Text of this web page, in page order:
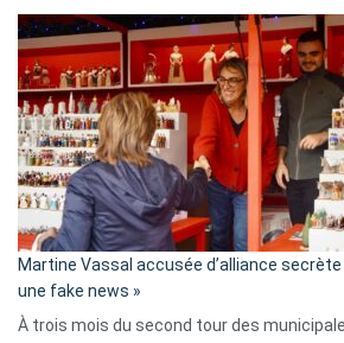
Martine Vassal accusée d’alliance secrète
une fake news »
À trois mois du second tour des